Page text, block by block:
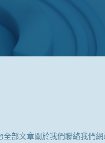
全部文章關於我們聯絡我們